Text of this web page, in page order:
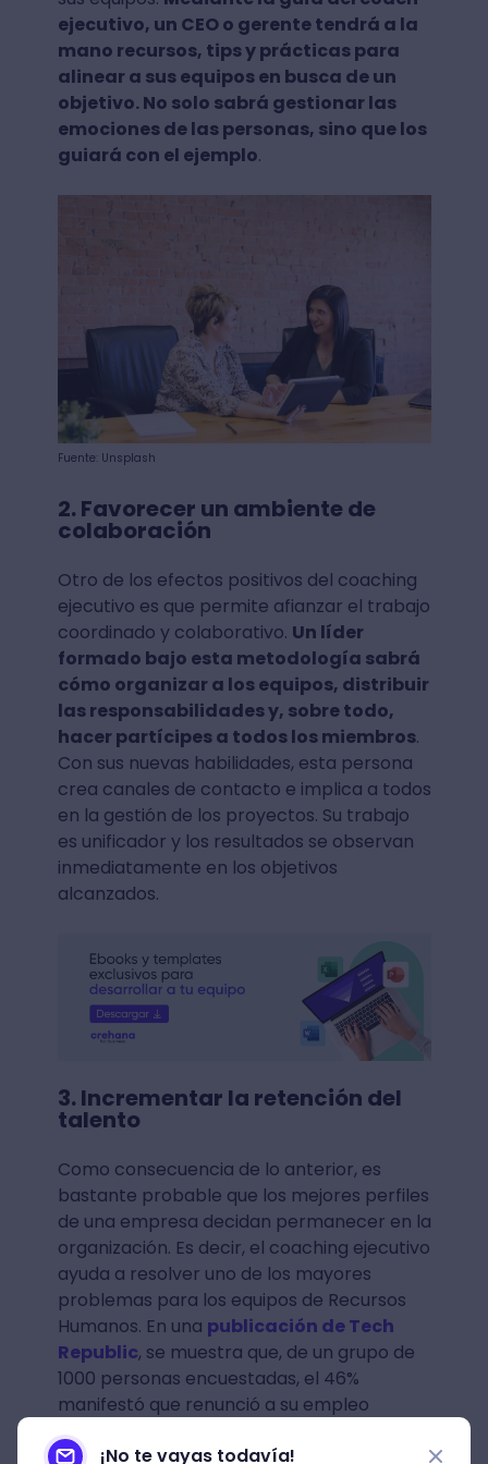
ejecutivo, un CEO o gerente tendrá a la
mano recursos, tips y prácticas para
alinear a sus equipos en busca de un
objetivo. No solo sabrá gestionar las
emociones de las personas, sino que los
guiará con el ejemplo.
Fuente: Unsplash
2. Favorecer un ambiente de
colaboración
Otro de los efectos positivos del coaching
ejecutivo es que permite afianzar el trabajo
coordinado y colaborativo. Un líder
formado bajo esta metodología sabrá
cómo organizar a los equipos, distribuir
las responsabilidades y, sobre todo,
hacer partícipes a todos los miembros.
Con sus nuevas habilidades, esta persona
crea canales de contacto e implica a todos
en la gestión de los proyectos. Su trabajo
es unificador y los resultados se observan
inmediatamente en los objetivos
alcanzados.
3. Incrementar la retención del
talento
Como consecuencia de lo anterior, es
bastante probable que los mejores perfiles
de una empresa decidan permanecer en la
organización. Es decir, el coaching ejecutivo
ayuda a resolver uno de los mayores
problemas para los equipos de Recursos
Humanos. En una publicación de Tech
Republic, se muestra que, de un grupo de
1000 personas encuestadas, el 46%
manifestó que renunció a su empleo
debido a una deficiente gestión de su
manager o jefe.
¡No te vayas todavía!